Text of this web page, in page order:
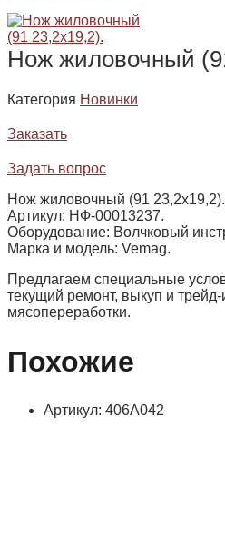
Нож жиловочный
Категория Новинки
Заказать
Задать вопрос
Нож жиловочный (91 23,2х19,2).
Артикул: НФ-00013237.
Оборудование: Волчковый
Марка и модель: Vemag.
Предлагаем специальные
текущий ремонт, выкуп и
мясопереработки.
Похожие
Артикул: 406А042